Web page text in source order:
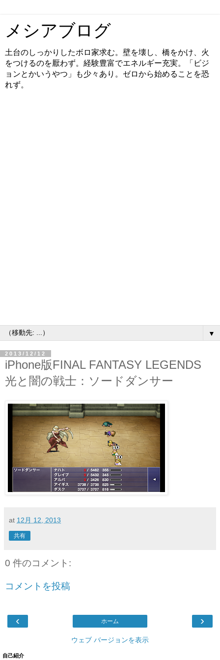
メシアブログ
土台のしっかりしたボロ家求む。壁を壊し、橋をかけ、火
をつけるのを厭わず。経験豊富でエネルギー充実。「ビジ
ョンとかいうやつ」も少々あり。ゼロから始めることを恐
れず。
▼
2013/12/12
iPhone版FINAL FANTASY LEGENDS
光と闇の戦士：ソードダンサー
at 12月 12, 2013
共有
0 件のコメント:
コメントを投稿
‹ ›
ホーム
ウェブ バージョンを表示
自己紹介